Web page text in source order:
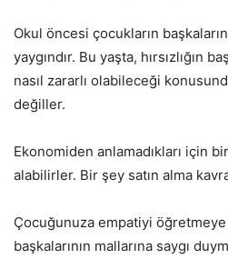
Okul öncesi çocukların
yaygındır. Bu yaşta, hırsızlığın
nasıl zararlı olabileceği
değiller.
Ekonomiden anlamadıkları için
alabilirler. Bir şey satın alma
Çocuğunuza empatiyi öğretmeye
başkalarının mallarına saygı